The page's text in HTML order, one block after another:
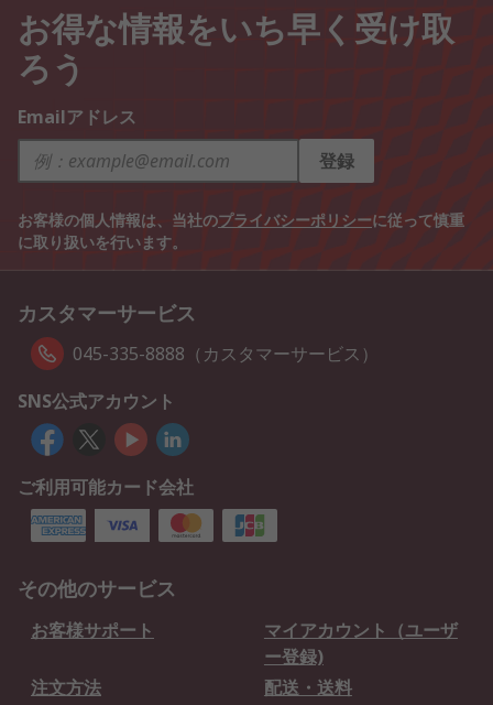
お得な情報をいち早く受け取
ろう
Emailアドレス
登録
お客様の個人情報は、当社のプライバシーポリシーに従って慎重
に取り扱いを行います。
カスタマーサービス
045-335-8888（カスタマーサービス）
SNS公式アカウント
ご利用可能カード会社
その他のサービス
お客様サポート
マイアカウント（ユーザ
ー登録)
注文方法
配送・送料